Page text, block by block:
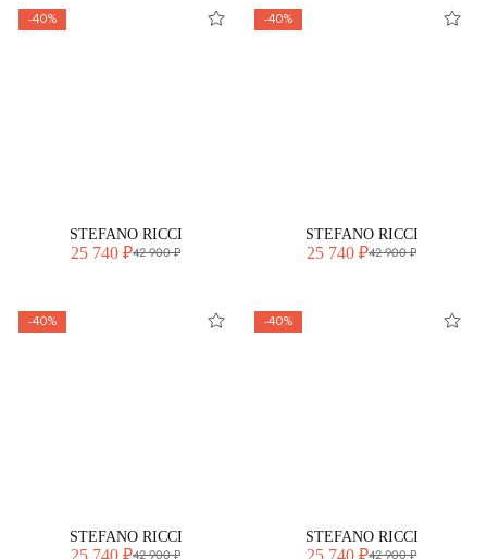
-40%
STEFANO RICCI
25 740 ₽42 900 ₽
-40%
STEFANO RICCI
25 740 ₽42 900 ₽
-40%
STEFANO RICCI
25 740 ₽42 900 ₽
-40%
STEFANO RICCI
25 740 ₽42 900 ₽